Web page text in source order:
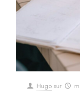
Hugo sur